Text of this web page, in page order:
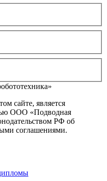
сайте, является
ООО «Подводная
РФ об
соглашениями.